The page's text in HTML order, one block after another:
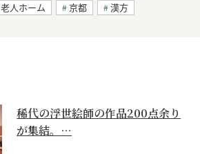
老人ホーム 京都 漢方
稀代の浮世絵師の作品200点余り
が集結。…